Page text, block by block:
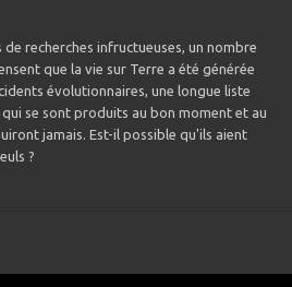
recherches infructueuses, un nombre
que la vie sur Terre a été générée
évolutionnaires, une longue liste
se sont produits au bon moment et au
jamais. Est-il possible qu'ils aient
?